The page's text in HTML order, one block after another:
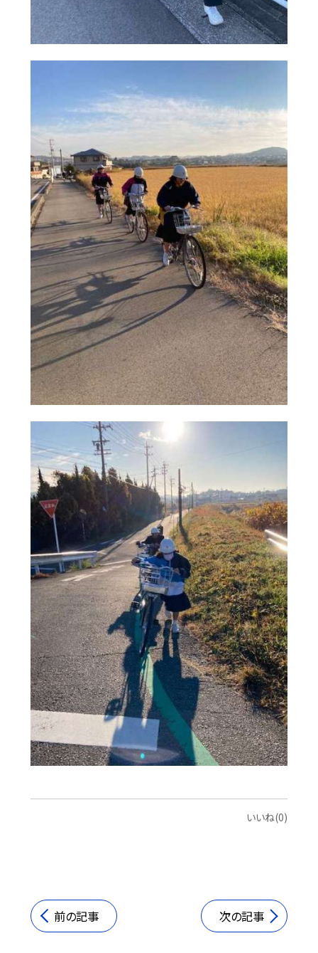
いいね(0)
前の記事 次の記事